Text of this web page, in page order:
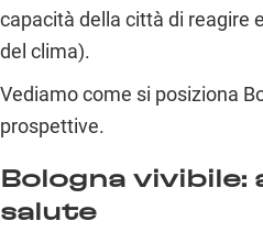
capacità della città di reagire
del clima).
Vediamo come si posiziona
prospettive.
Bologna vivibile:
salute